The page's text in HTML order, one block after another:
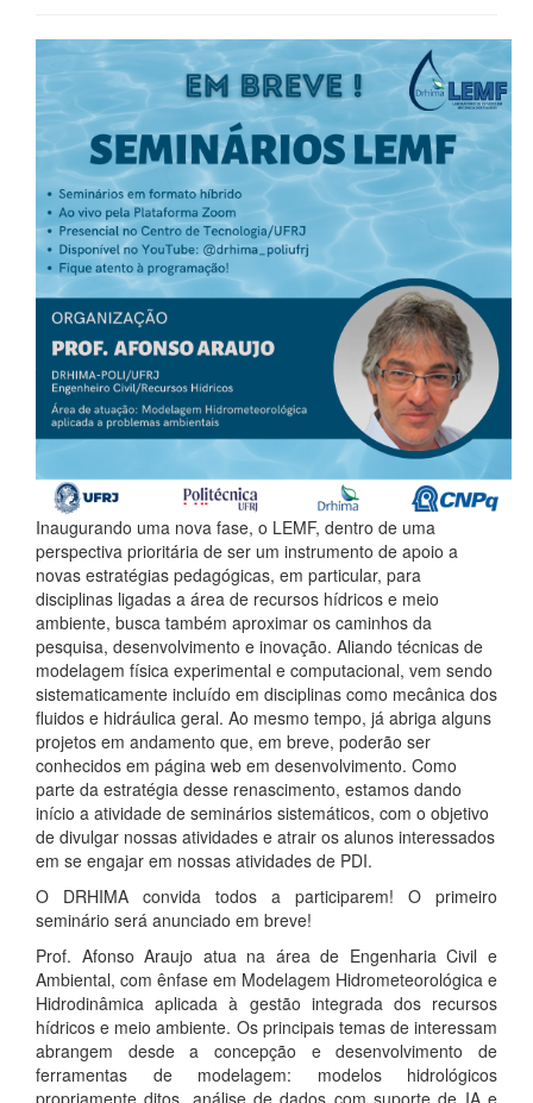
Inaugurando uma nova fase, o LEMF, dentro de uma
perspectiva prioritária de ser um instrumento de apoio a
novas estratégias pedagógicas, em particular, para
disciplinas ligadas a área de recursos hídricos e meio
ambiente, busca também aproximar os caminhos da
pesquisa, desenvolvimento e inovação. Aliando técnicas de
modelagem física experimental e computacional, vem sendo
sistematicamente incluído em disciplinas como mecânica dos
fluidos e hidráulica geral. Ao mesmo tempo, já abriga alguns
projetos em andamento que, em breve, poderão ser
conhecidos em página web em desenvolvimento. Como
parte da estratégia desse renascimento, estamos dando
início a atividade de seminários sistemáticos, com o objetivo
de divulgar nossas atividades e atrair os alunos interessados
em se engajar em nossas atividades de PDI.
O DRHIMA convida todos a participarem! O primeiro
seminário será anunciado em breve!
Prof. Afonso Araujo atua na área de Engenharia Civil e
Ambiental, com ênfase em Modelagem Hidrometeorológica e
Hidrodinâmica aplicada à gestão integrada dos recursos
hídricos e meio ambiente. Os principais temas de interessam
abrangem desde a concepção e desenvolvimento de
ferramentas de modelagem: modelos hidrológicos